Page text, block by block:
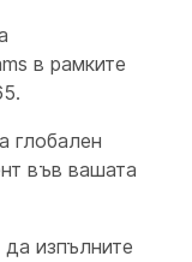
в рамките
глобален
във вашата
изпълните